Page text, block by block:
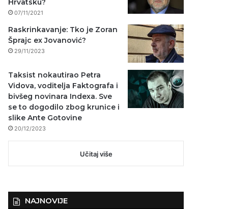
Hrvatsku?
07/11/2021
Raskrinkavanje: Tko je Zoran
Šprajc ex Jovanović?
29/11/2023
Taksist nokautirao Petra
Vidova, voditelja Faktografa i
bivšeg novinara Indexa. Sve
se to dogodilo zbog krunice i
slike Ante Gotovine
20/12/2023
Učitaj više
NAJNOVIJE